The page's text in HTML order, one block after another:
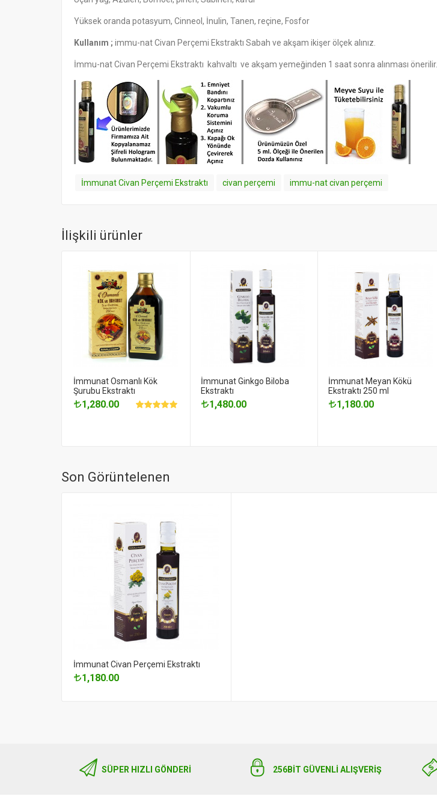
Yüksek oranda potasyum, Cinneol, İnulin, Tanen, reçine, Fosfor
Kullanım ; immu-nat Civan Perçemi Ekstraktı Sabah ve akşam ikişer ölçek alınız.
İmmu-nat Civan Perçemi Ekstraktı kahvaltı ve akşam yemeğinden 1 saat sonra alınması önerilir.
İmmunat Civan Perçemi Ekstraktı civan perçemi immu-nat civan perçemi
İlişkili ürünler
İmmunat Osmanlı Kök
Şurubu Ekstraktı
1,280.00
İmmunat Ginkgo Biloba
Ekstraktı
1,480.00
İmmunat Meyan Kökü
Ekstraktı 250 ml
1,180.00
Son Görüntelenen
İmmunat Civan Perçemi Ekstraktı
1,180.00
SÜPER HIZLI GÖNDERI 256BIT GÜVENLİ ALIŞVERİŞ